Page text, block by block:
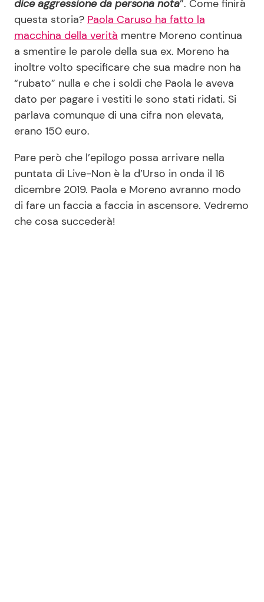
dice aggressione da persona nota”. Come finirà
questa storia? Paola Caruso ha fatto la
macchina della verità mentre Moreno continua
a smentire le parole della sua ex. Moreno ha
inoltre volto specificare che sua madre non ha
“rubato” nulla e che i soldi che Paola le aveva
dato per pagare i vestiti le sono stati ridati. Si
parlava comunque di una cifra non elevata,
erano 150 euro.
Pare però che l’epilogo possa arrivare nella
puntata di Live-Non è la d’Urso in onda il 16
dicembre 2019. Paola e Moreno avranno modo
di fare un faccia a faccia in ascensore. Vedremo
che cosa succederà!